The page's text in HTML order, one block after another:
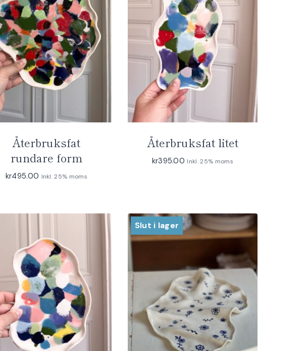
Återbruksfat
rundare form
kr495.00 Inkl. 25% moms
Återbruksfat litet
kr395.00 Inkl. 25% moms
Slut i lager